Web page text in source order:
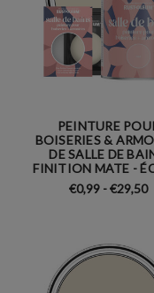
PEINTURE
BOISERIES &
DE SALLE DE
FINITION MATE -
€0,99 - €29,50